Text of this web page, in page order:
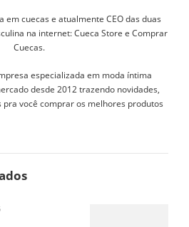
em cuecas e atualmente CEO das duas
na internet: Cueca Store e Comprar
Cuecas.
especializada em moda íntima
desde 2012 trazendo novidades,
pra você comprar os melhores produtos